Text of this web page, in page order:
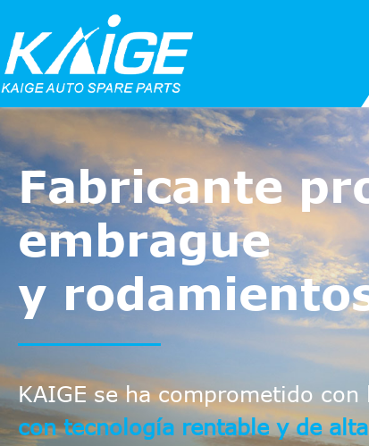
Fabricante
embrague
y
KAIGE se ha comprometido
con tecnología rentable y de